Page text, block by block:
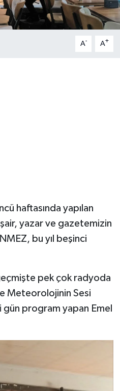
A- A+
haftasında yapılan
yazar ve gazetemizin
bu yıl beşinci
pek çok radyoda
Meteorolojinin Sesi
gün program yapan Emel